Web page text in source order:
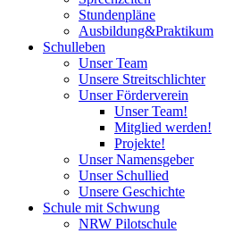
Stundenpläne
Ausbildung&Praktikum
Schulleben
Unser Team
Unsere Streitschlichter
Unser Förderverein
Unser Team!
Mitglied werden!
Projekte!
Unser Namensgeber
Unser Schullied
Unsere Geschichte
Schule mit Schwung
NRW Pilotschule